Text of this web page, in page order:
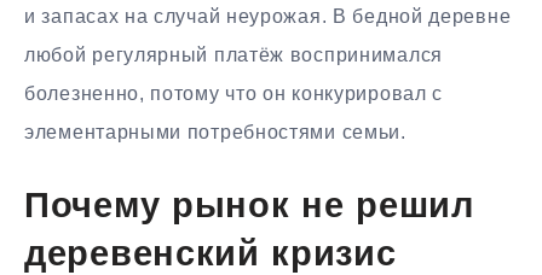
и запасах на случай неурожая. В бедной деревне
любой регулярный платёж воспринимался
болезненно, потому что он конкурировал с
элементарными потребностями семьи.
Почему рынок не решил
деревенский кризис